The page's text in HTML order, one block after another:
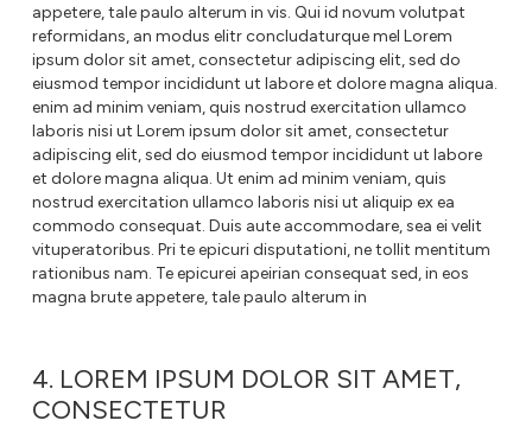
appetere, tale paulo alterum in vis. Qui id novum volutpat
reformidans, an modus elitr concludaturque mel Lorem
ipsum dolor sit amet, consectetur adipiscing elit, sed do
eiusmod tempor incididunt ut labore et dolore magna aliqua.
enim ad minim veniam, quis nostrud exercitation ullamco
laboris nisi ut Lorem ipsum dolor sit amet, consectetur
adipiscing elit, sed do eiusmod tempor incididunt ut labore
et dolore magna aliqua. Ut enim ad minim veniam, quis
nostrud exercitation ullamco laboris nisi ut aliquip ex ea
commodo consequat. Duis aute accommodare, sea ei velit
vituperatoribus. Pri te epicuri disputationi, ne tollit mentitum
rationibus nam. Te epicurei apeirian consequat sed, in eos
magna brute appetere, tale paulo alterum in
4. LOREM IPSUM DOLOR SIT AMET,
CONSECTETUR